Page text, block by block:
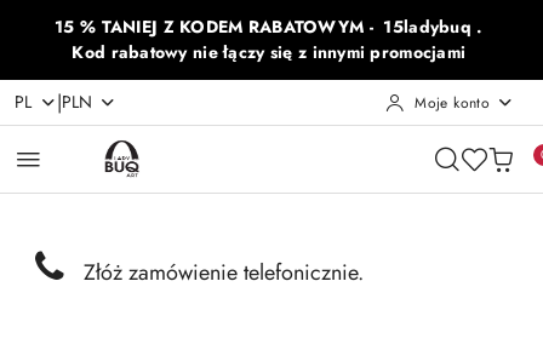
Przejdź do treści głównej
Przejdź do wyszukiwarki
Przejdź do moje konto
Przejdź do menu głównego
Przejdź do opisu produktu
Przejdź do stopki
15 % TANIEJ Z KODEM RABATOWYM - 15ladybuq .
Kod rabatowy nie łączy się z innymi promocjami
PL |PLN Moje konto
Złóż zamówienie telefonicznie.